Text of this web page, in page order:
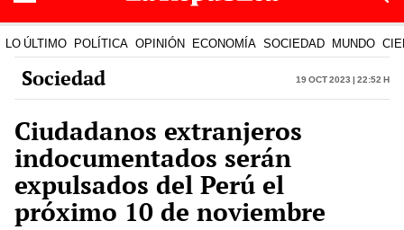
LO ÚLTIMO POLÍTICA OPINIÓN ECONOMÍA SOCIEDAD MUNDO
Sociedad 19 Oct 2023 | 22:52 h
Ciudadanos extranjeros
indocumentados serán
expulsados del Perú el
próximo 10 de noviembre